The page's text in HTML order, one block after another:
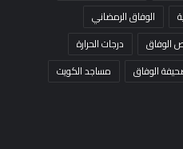
الوفاق الرمضاني
الوفاق
درجات الحرارة
الوفاق
مساجد الكويت